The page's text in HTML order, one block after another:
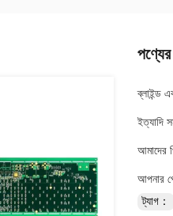
পণ্যের
ব্লাইন্ড
ইত্যাদি
আমাদের
আপনার
ট্যাগ：